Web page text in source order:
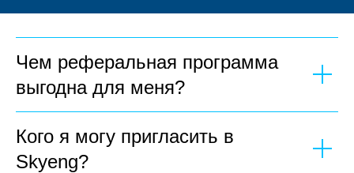
Чем реферальная программа
выгодна для меня?
Кого я могу пригласить в
Skyeng?